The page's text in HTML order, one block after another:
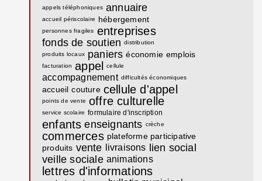
appels téléphoniques annuaire
accueil périscolaire hébergement
personnes fragiles entreprises
fonds de soutien distribution
produits locaux paniers économie emplois
facturation appel cellule
accompagnement difficultés économiques
accueil couture cellule d'appel
points de vente offre culturelle
service scolaire formulaire d'inscription
enfants enseignants crèche
commerces plateforme participative
produits vente livraisons
lien social
veille sociale animations
lettres d'informations